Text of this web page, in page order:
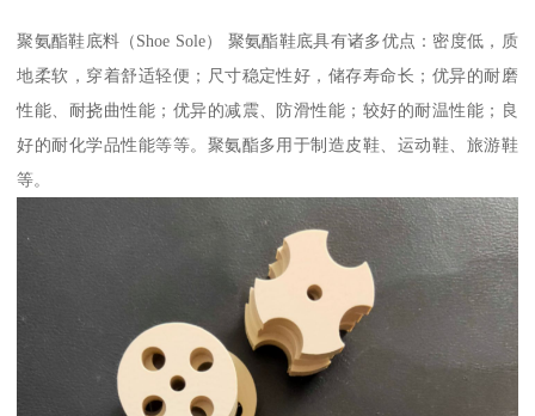
聚氨酯鞋底料（Shoe Sole） 聚氨酯鞋底具有诸多优点：密度低，质
地柔软，穿着舒适轻便；尺寸稳定性好，储存寿命长；优异的耐磨
性能、耐挠曲性能；优异的减震、防滑性能；较好的耐温性能；良
好的耐化学品性能等等。聚氨酯多用于制造皮鞋、运动鞋、旅游鞋
等。